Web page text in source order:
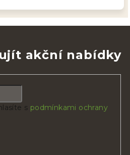
akční nabídky
s podmínkami ochrany